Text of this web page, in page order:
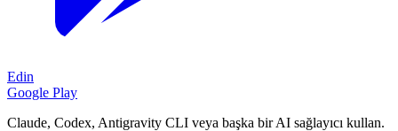
Edin
Google Play
Claude, Codex, Antigravity CLI veya başka bir AI sağlayıcı kullan.